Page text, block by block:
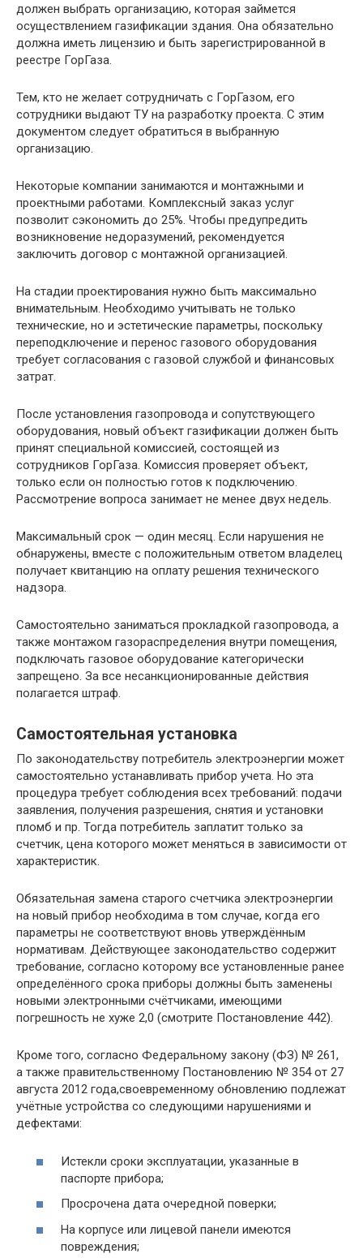
должен выбрать организацию, которая займется
осуществлением газификации здания. Она обязательно
должна иметь лицензию и быть зарегистрированной в
реестре ГорГаза.
Тем, кто не желает сотрудничать с ГорГазом, его
сотрудники выдают ТУ на разработку проекта. С этим
документом следует обратиться в выбранную
организацию.
Некоторые компании занимаются и монтажными и
проектными работами. Комплексный заказ услуг
позволит сэкономить до 25%. Чтобы предупредить
возникновение недоразумений, рекомендуется
заключить договор с монтажной организацией.
На стадии проектирования нужно быть максимально
внимательным. Необходимо учитывать не только
технические, но и эстетические параметры, поскольку
переподключение и перенос газового оборудования
требует согласования с газовой службой и финансовых
затрат.
После установления газопровода и сопутствующего
оборудования, новый объект газификации должен быть
принят специальной комиссией, состоящей из
сотрудников ГорГаза. Комиссия проверяет объект,
только если он полностью готов к подключению.
Рассмотрение вопроса занимает не менее двух недель.
Максимальный срок — один месяц. Если нарушения не
обнаружены, вместе с положительным ответом владелец
получает квитанцию на оплату решения технического
надзора.
Самостоятельно заниматься прокладкой газопровода, а
также монтажом газораспределения внутри помещения,
подключать газовое оборудование категорически
запрещено. За все несанкционированные действия
полагается штраф.
Самостоятельная установка
По законодательству потребитель электроэнергии может
самостоятельно устанавливать прибор учета. Но эта
процедура требует соблюдения всех требований: подачи
заявления, получения разрешения, снятия и установки
пломб и пр. Тогда потребитель заплатит только за
счетчик, цена которого может меняться в зависимости от
характеристик.
Обязательная замена старого счетчика электроэнергии
на новый прибор необходима в том случае, когда его
параметры не соответствуют вновь утверждённым
нормативам. Действующее законодательство содержит
требование, согласно которому все установленные ранее
определённого срока приборы должны быть заменены
новыми электронными счётчиками, имеющими
погрешность не хуже 2,0 (смотрите Постановление 442).
Кроме того, согласно Федеральному закону (ФЗ) № 261,
а также правительственному Постановлению № 354 от 27
августа 2012 года,своевременному обновлению подлежат
учётные устройства со следующими нарушениями и
дефектами:
Истекли сроки эксплуатации, указанные в
паспорте прибора;
Просрочена дата очередной поверки;
На корпусе или лицевой панели имеются
повреждения;